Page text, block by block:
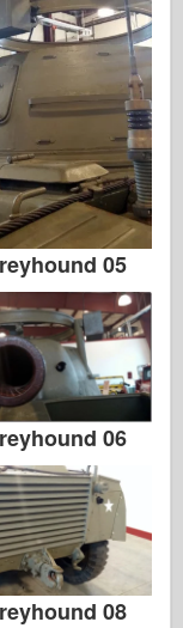
05
06
08